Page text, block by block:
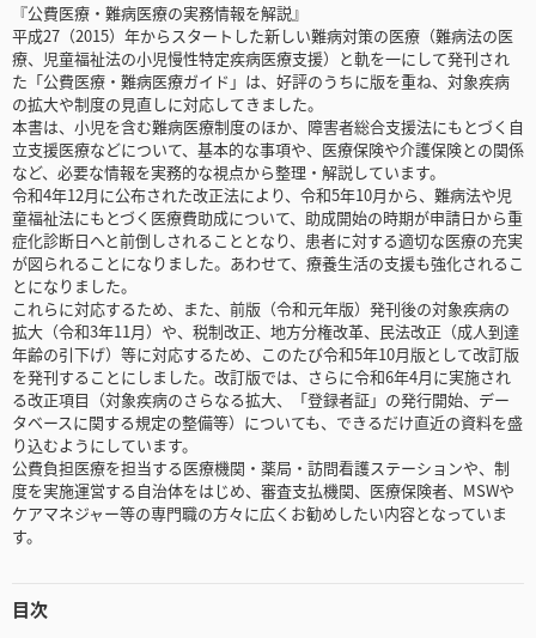
『公費医療・難病医療の実務情報を解説』
平成27（2015）年からスタートした新しい難病対策の医療（難病法の医
療、児童福祉法の小児慢性特定疾病医療支援）と軌を一にして発刊され
た「公費医療・難病医療ガイド」は、好評のうちに版を重ね、対象疾病
の拡大や制度の見直しに対応してきました。
本書は、小児を含む難病医療制度のほか、障害者総合支援法にもとづく自
立支援医療などについて、基本的な事項や、医療保険や介護保険との関係
など、必要な情報を実務的な視点から整理・解説しています。
令和4年12月に公布された改正法により、令和5年10月から、難病法や児
童福祉法にもとづく医療費助成について、助成開始の時期が申請日から重
症化診断日へと前倒しされることとなり、患者に対する適切な医療の充実
が図られることになりました。あわせて、療養生活の支援も強化されるこ
とになりました。
これらに対応するため、また、前版（令和元年版）発刊後の対象疾病の
拡大（令和3年11月）や、税制改正、地方分権改革、民法改正（成人到達
年齢の引下げ）等に対応するため、このたび令和5年10月版として改訂版
を発刊することにしました。改訂版では、さらに令和6年4月に実施され
る改正項目（対象疾病のさらなる拡大、「登録者証」の発行開始、デー
タベースに関する規定の整備等）についても、できるだけ直近の資料を盛
り込むようにしています。
公費負担医療を担当する医療機関・薬局・訪問看護ステーションや、制
度を実施運営する自治体をはじめ、審査支払機関、医療保険者、MSWや
ケアマネジャー等の専門職の方々に広くお勧めしたい内容となっていま
す。
目次